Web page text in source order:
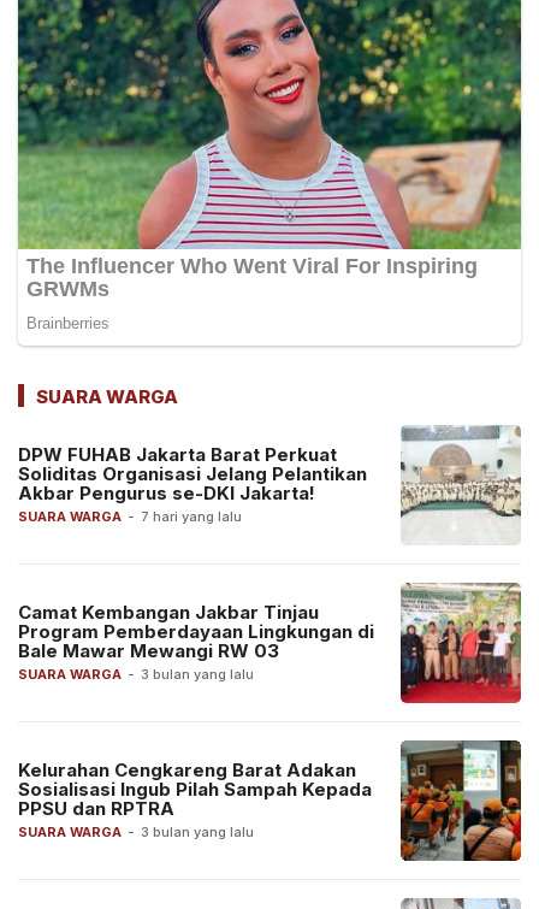
SUARA WARGA
SUARA WARGA - 7 hari yang lalu
DPW FUHAB Jakarta Barat Perkuat
Soliditas Organisasi Jelang Pelantikan
Akbar Pengurus se-DKI Jakarta!
SUARA WARGA - 3 bulan yang lalu
Camat Kembangan Jakbar Tinjau
Program Pemberdayaan Lingkungan di
Bale Mawar Mewangi RW 03
SUARA WARGA - 3 bulan yang lalu
Kelurahan Cengkareng Barat Adakan
Sosialisasi Ingub Pilah Sampah Kepada
PPSU dan RPTRA